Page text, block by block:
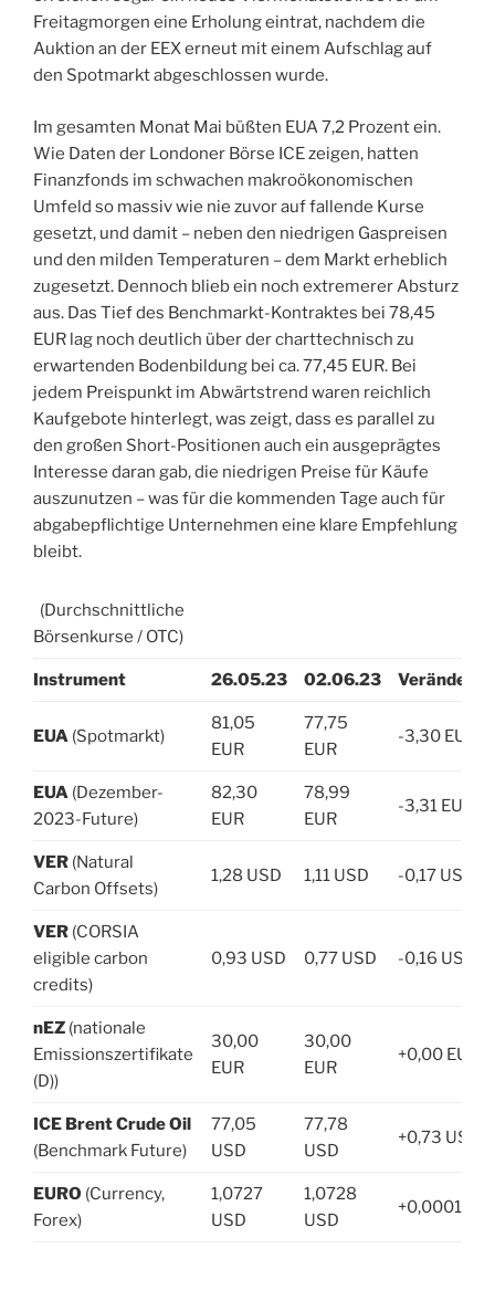
Freitagmorgen eine Erholung eintrat, nachdem die
Auktion an der EEX erneut mit einem Aufschlag auf
den Spotmarkt abgeschlossen wurde.
Im gesamten Monat Mai büßten EUA 7,2 Prozent ein.
Wie Daten der Londoner Börse ICE zeigen, hatten
Finanzfonds im schwachen makroökonomischen
Umfeld so massiv wie nie zuvor auf fallende Kurse
gesetzt, und damit – neben den niedrigen Gaspreisen
und den milden Temperaturen – dem Markt erheblich
zugesetzt. Dennoch blieb ein noch extremerer Absturz
aus. Das Tief des Benchmarkt-Kontraktes bei 78,45
EUR lag noch deutlich über der charttechnisch zu
erwartenden Bodenbildung bei ca. 77,45 EUR. Bei
jedem Preispunkt im Abwärtstrend waren reichlich
Kaufgebote hinterlegt, was zeigt, dass es parallel zu
den großen Short-Positionen auch ein ausgeprägtes
Interesse daran gab, die niedrigen Preise für Käufe
auszunutzen ­­– was für die kommenden Tage auch für
abgabepflichtige Unternehmen eine klare Empfehlung
bleibt.
(Durchschnittliche
Börsenkurse / OTC)
Instrument 26.05.23 02.06.23
EUA (Spotmarkt)
81,05
EUR
77,75
EUR
-3,30 EUR
EUA (Dezember-
2023-Future)
82,30
EUR
78,99
EUR
-3,31 EUR
VER (Natural
Carbon Offsets)
1,28 USD 1,11 USD -0,17 USD
VER (CORSIA
eligible carbon
credits)
0,93 USD 0,77 USD -0,16 USD
nEZ (nationale
Emissionszertifikate
(D))
30,00
EUR
30,00
EUR
+0,00 EUR
ICE Brent Crude Oil
(Benchmark Future)
77,05
USD
77,78
USD
+0,73 USD
EURO (Currency,
Forex)
1,0727
USD
1,0728
USD
+0,0001